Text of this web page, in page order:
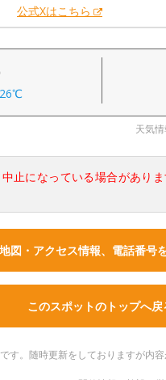
公式Xはこちら
26℃
天気
止になっている場合があり
地図・アクセス情報、電話番号
このスポットのトップへ戻
す。随時更新をしておりますが内